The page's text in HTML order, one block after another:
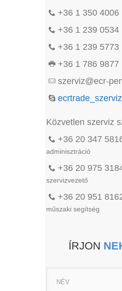
+36 1 350 4006
+36 1 239 0534
+36 1 239 5773
+36 1 786 9877
szerviz@ecr-
ecrtrade_szerviz
Közvetlen szerviz
+36 20 347
adminisztráció
+36 20 975
szervizvezető
+36 20 951
műszaki segítség
ÍRJON